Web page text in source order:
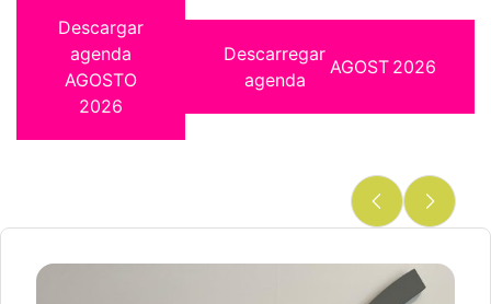
Descargar
agenda
AGOSTO
2026
Descarregar
agenda
AGOST 2026